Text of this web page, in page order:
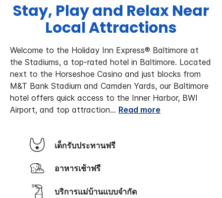
Stay, Play and Relax Near
Local Attractions
Welcome to the Holiday Inn Express® Baltimore at
the Stadiums, a top-rated hotel in Baltimore. Located
next to the Horseshoe Casino and just blocks from
M&T Bank Stadium and Camden Yards, our Baltimore
hotel offers quick access to the Inner Harbor, BWI
Airport, and top attraction... Read more
เด็กรับประทานฟรี
อาหารเช้าฟรี
บริการแม่บ้านแบบจำกัด